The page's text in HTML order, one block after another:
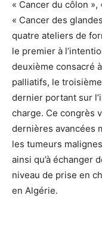
« Cancer du côlon
« Cancer des
quatre ateliers de
le premier à
deuxième consacré
palliatifs, le
dernier portant sur
charge. Ce congrès
dernières avancées
les tumeurs
ainsi qu’à échanger
niveau de prise en
en Algérie.